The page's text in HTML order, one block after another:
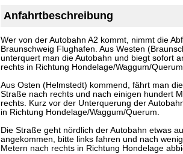
Anfahrtbeschreibung
Wer von der Autobahn A2 kommt, nimmt die
Braunschweig Flughafen. Aus Westen
unterquert man die Autobahn und biegt sofort
rechts in Richtung Hondelage/Waggum/
Aus Osten (Helmstedt) kommend, fährt man
Straße nach rechts und nach einigen hundert
rechts. Kurz vor der Unterquerung der
in Richtung Hondelage/Waggum/Querum.
Die Straße geht nördlich der Autobahn etwas
angekommen, bitte links fahren und nach
Metern nach rechts in Richtung Hondelage